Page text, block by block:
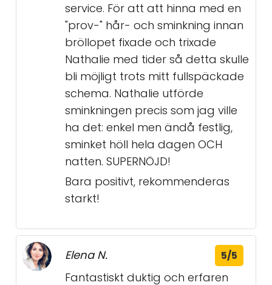
service. För att att hinna med en
"prov-" hår- och sminkning innan
bröllopet fixade och trixade
Nathalie med tider så detta skulle
bli möjligt trots mitt fullspäckade
schema. Nathalie utförde
sminkningen precis som jag ville
ha det: enkel men ändå festlig,
sminket höll hela dagen OCH
natten. SUPERNÖJD!
Bara positivt, rekommenderas
starkt!
Elena N. 5/5
Fantastiskt duktig och erfaren